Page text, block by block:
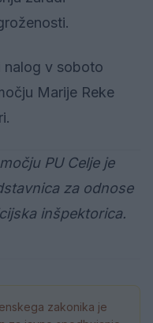
nalog v soboto
Marije Reke
PU Celje je
za odnose
inšpektorica.
zakonika je